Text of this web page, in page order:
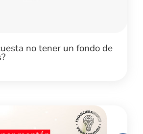
no tener un fondo de